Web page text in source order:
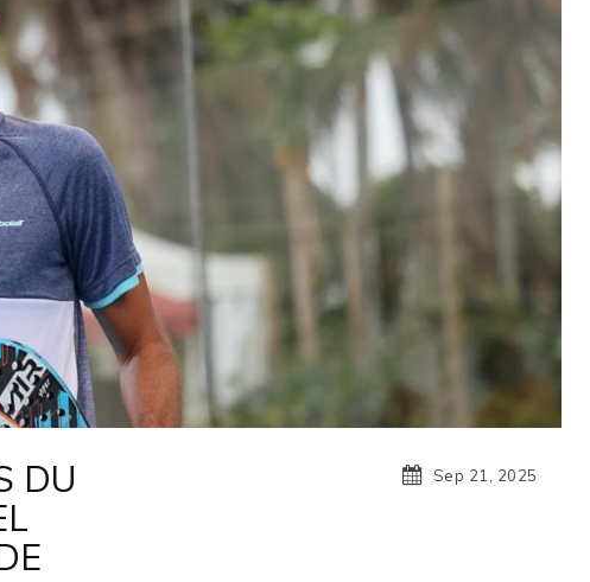
DU
Sep 21, 2025